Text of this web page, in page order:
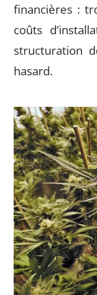
financières :
coûts
structuration
hasard.